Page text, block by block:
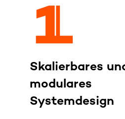
Skalierbares
modulares
Systemdesign